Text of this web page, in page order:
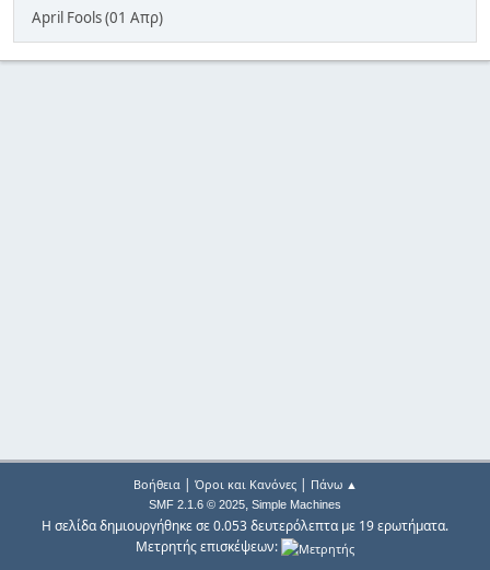
April Fools (01 Απρ)
Βοήθεια| Όροι και Κανόνες| Πάνω ▲
SMF 2.1.6 © 2025, Simple Machines
Η σελίδα δημιουργήθηκε σε 0.053 δευτερόλεπτα με 19 ερωτήματα.
Μετρητής επισκέψεων: